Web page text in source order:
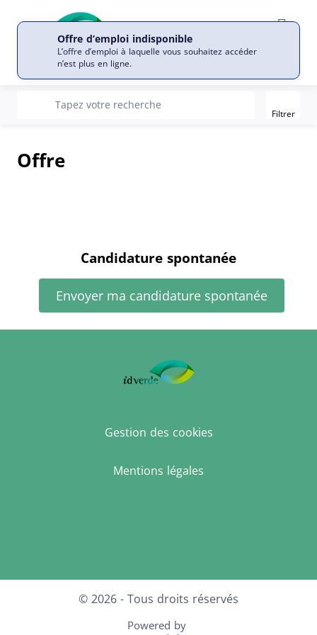
Offre d’emploi indisponible
L’offre d’emploi à laquelle vous souhaitez accéder
n’est plus en ligne.
recherche
Tapez votre recherche
Filtrer
Offre
Candidature spontanée
Envoyer ma candidature spontanée
Gestion des cookies
Mentions légales
© 2026 - Tous droits réservés
Powered by